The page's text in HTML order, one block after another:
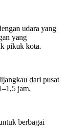
udara yang
yang
pikuk kota.
dari pusat
jam.
berbagai